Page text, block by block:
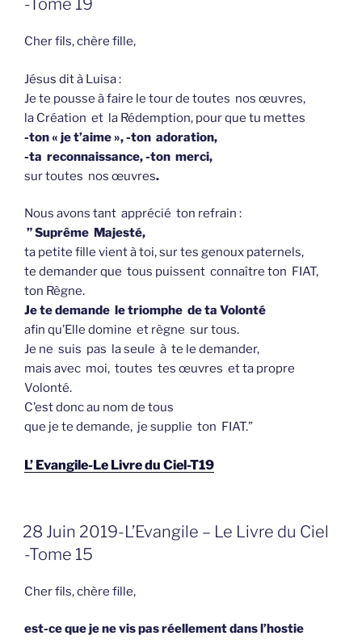
-Tome 19
Cher fils, chère fille,
Jésus dit à Luisa :
Je te pousse à faire le tour de toutes nos œuvres,
la Création et la Rédemption, pour que tu mettes
-ton « je t’aime », -ton adoration,
-ta reconnaissance, -ton merci,
sur toutes nos œuvres.
Nous avons tant apprécié ton refrain :
” Suprême Majesté,
ta petite fille vient à toi, sur tes genoux paternels,
te demander que tous puissent connaître ton FIAT,
ton Règne.
Je te demande le triomphe de ta Volonté
afin qu’Elle domine et règne sur tous.
Je ne suis pas la seule à te le demander,
mais avec moi, toutes tes œuvres et ta propre
Volonté.
C’est donc au nom de tous
que je te demande, je supplie ton FIAT.”
L’ Evangile-Le Livre du Ciel-T19
GEPLAATST
OP
28 Juin 2019-L’Evangile – Le Livre du Ciel
-Tome 15
Cher fils, chère fille,
est-ce que je ne vis pas réellement dans l’hostie